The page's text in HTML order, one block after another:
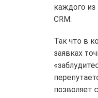
каждого из
CRM.
Так что в
заявках
позволяет